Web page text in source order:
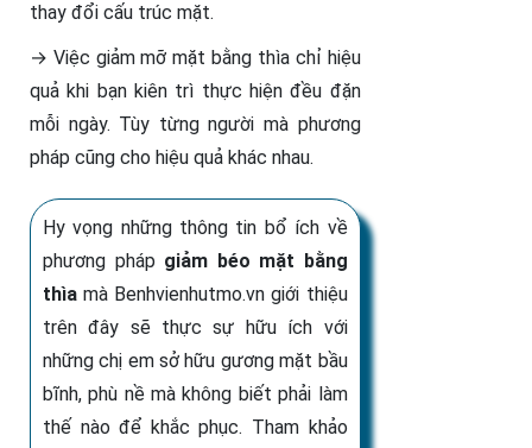
thay đổi cấu trúc mặt.
→ Việc giảm mỡ mặt bằng thìa chỉ hiệu
quả khi bạn kiên trì thực hiện đều đặn
mỗi ngày. Tùy từng người mà phương
pháp cũng cho hiệu quả khác nhau.
Hy vọng những thông tin bổ ích về
phương pháp giảm béo mặt bằng
thìa mà Benhvienhutmo.vn giới thiệu
trên đây sẽ thực sự hữu ích với
những chị em sở hữu gương mặt bầu
bĩnh, phù nề mà không biết phải làm
thế nào để khắc phục. Tham khảo